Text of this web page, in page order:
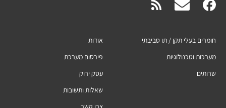
חומרים בעלי תקן / תו סביבתי
מערכות וטכנולוגיות
שרותים
אודות
פירסום מערכת
עסק ירוק
שאלות ותשובות